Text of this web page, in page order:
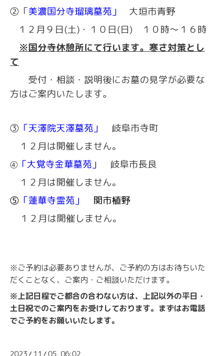
② 「美濃国分寺瑠璃墓苑」
大垣市青野
１２月９日(土)・１０日(日) １０時～１６時
※国分寺休憩所にて行います。寒さ対策とし
て
受付・相談・説明後にお墓の見学が必要な
方はご案内いたします。
③ 「天澤院天澤墓苑」
岐阜市寺町
１２月は開催しません。
④ 「大覚寺金華墓苑」
岐阜市長良
１２月は開催しません。
⑤ 「蓮華寺霊苑」
関市植野
１２月は開催しません。
※ご予約は必要ありませんが、ご予約の方はお待ちいた
だくことなく、ご案内・ご相談いただけます。
※上記日程でご都合の合わない方は、上記以外の平日・
土日祝でのご案内をお受けしております。まずはお電話
でご予約をお願いいたします。
2023 / 11 /05 06:02